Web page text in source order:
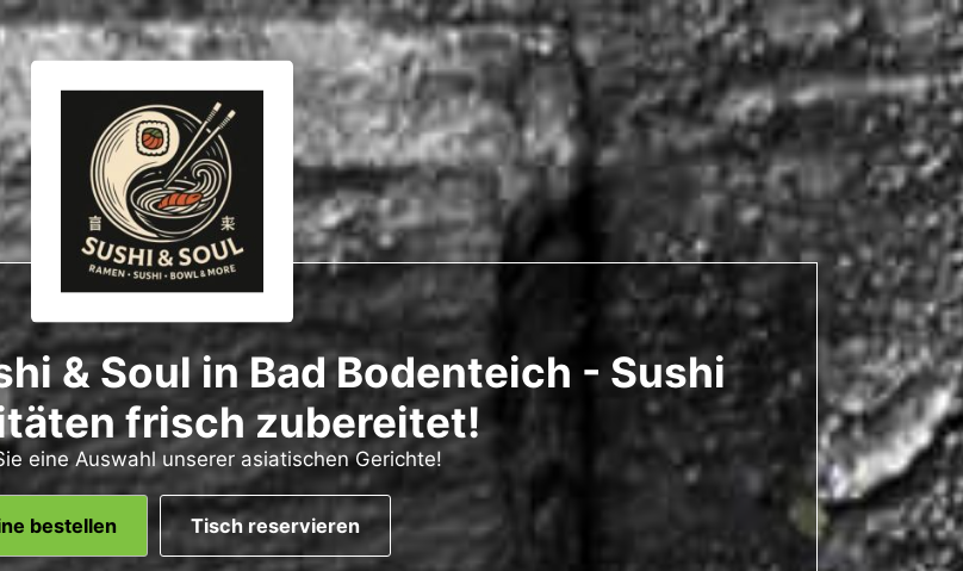
& Soul in Bad Bodenteich - Sushi
frisch zubereitet!
eine Auswahl unserer asiatischen Gerichte!
bestellen Tisch reservieren